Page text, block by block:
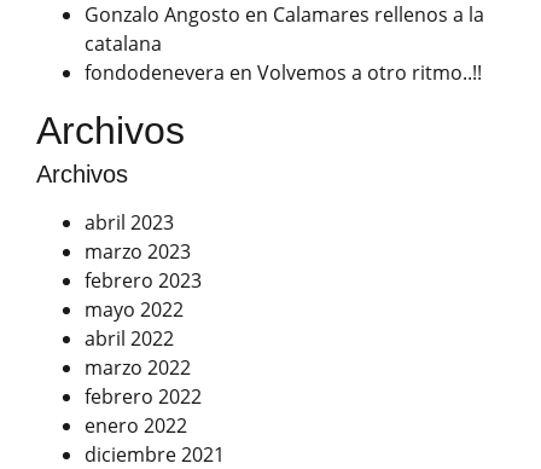
Gonzalo Angosto en Calamares rellenos a la
catalana
fondodenevera en Volvemos a otro ritmo..!!
Archivos
Archivos
abril 2023
marzo 2023
febrero 2023
mayo 2022
abril 2022
marzo 2022
febrero 2022
enero 2022
diciembre 2021